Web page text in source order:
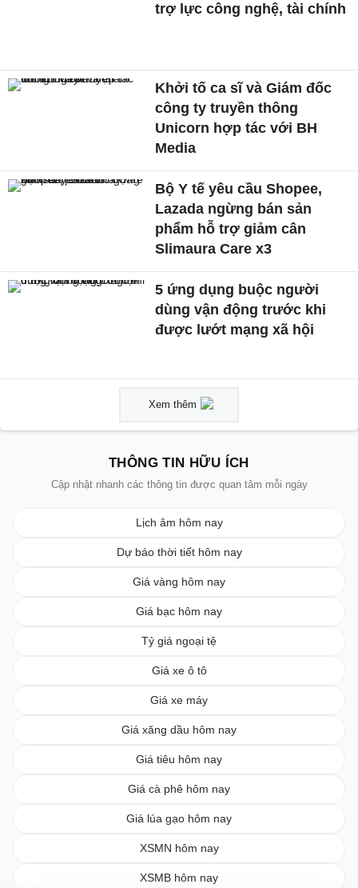
trợ lực công nghệ, tài chính
Khởi tố ca sĩ và Giám đốc
công ty truyền thông
Unicorn hợp tác với BH
Media
Bộ Y tế yêu cầu Shopee,
Lazada ngừng bán sản
phẩm hỗ trợ giảm cân
Slimaura Care x3
5 ứng dụng buộc người
dùng vận động trước khi
được lướt mạng xã hội
Xem thêm
THÔNG TIN HỮU ÍCH
Cập nhật nhanh các thông tin được quan tâm mỗi ngày
Lịch âm hôm nay
Dự báo thời tiết hôm nay
Giá vàng hôm nay
Giá bạc hôm nay
Tỷ giá ngoại tệ
Giá xe ô tô
Giá xe máy
Giá xăng dầu hôm nay
Giá tiêu hôm nay
Giá cà phê hôm nay
Giá lúa gạo hôm nay
XSMN hôm nay
XSMB hôm nay